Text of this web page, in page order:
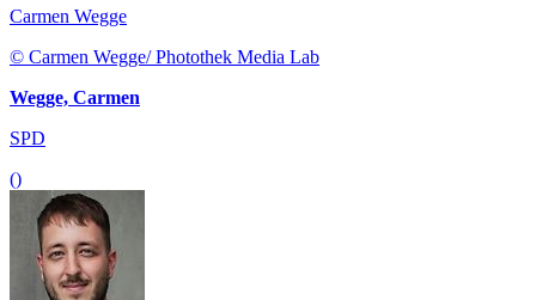
Carmen Wegge
© Carmen Wegge/ Photothek Media Lab
Wegge, Carmen
SPD
()